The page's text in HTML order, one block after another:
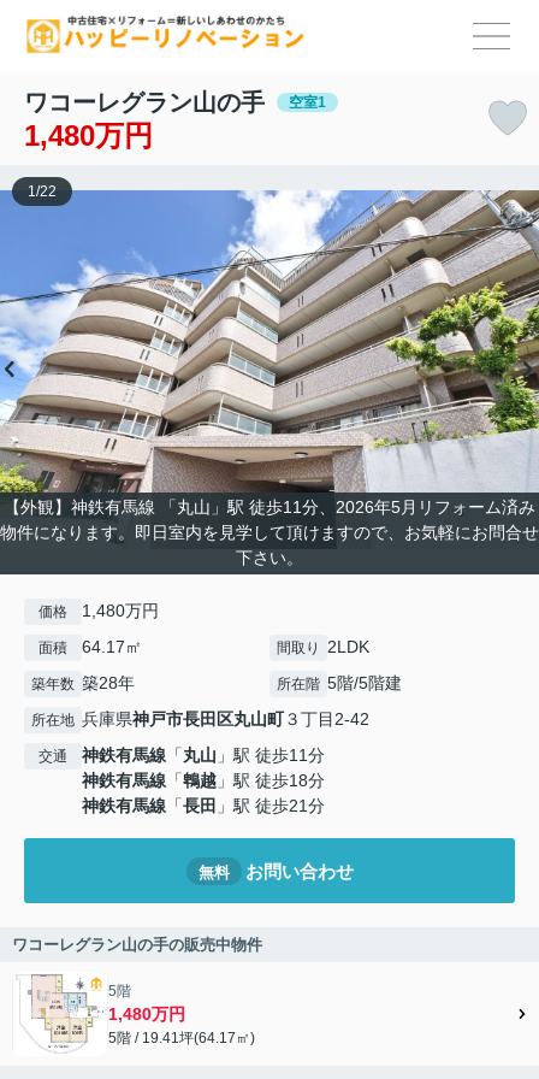
ワコーレグラン山の手 空室1
1,480万円
【外観】神鉄有馬線 「丸山」駅 徒歩11分、2026年5月リフォーム済み
物件になります。即日室内を見学して頂けますので、お気軽にお問合せ
下さい。
1 /22
価格 1,480万円
面積 64.17㎡ 間取り 2LDK
築年数 築28年 所在階 5階/5階建
所在地 兵庫県神戸市長田区丸山町３丁目2-42
交通 神鉄有馬線 「丸山 」駅 徒歩11分
神鉄有馬線 「鵯越 」駅 徒歩18分
神鉄有馬線 「長田 」駅 徒歩21分
無料 お問い合わせ
ワコーレグラン山の手の販売中物件
5階
1,480万円
5階 / 19.41坪(64.17㎡)